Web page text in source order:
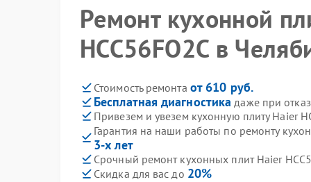
Ремонт кухонной
HCC56FO2C в
Стоимость ремонта от 610 руб.
Бесплатная диагностика даже при
Привезем и увезем кухонную плиту Haier
Гарантия на наши работы по ремонту
3-х лет
Срочный ремонт кухонных плит Haier
Скидка для вас до 20%